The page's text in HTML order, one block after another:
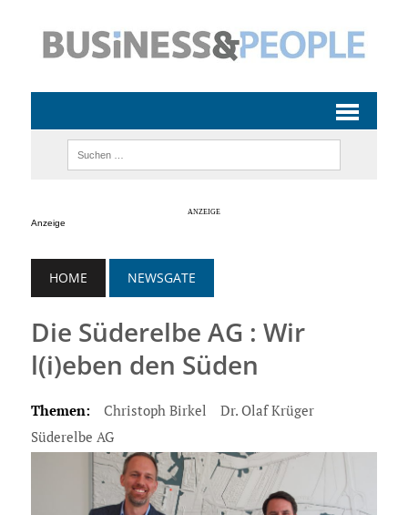
Anzeige
HOME NEWSGATE
Die Süderelbe AG : Wir
l(i)eben den Süden
Themen: Christoph Birkel
Dr. Olaf Krüger
Süderelbe AG